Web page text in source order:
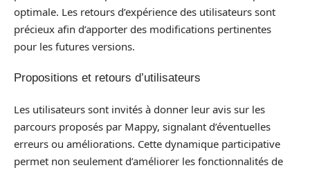
optimale. Les retours d’expérience des utilisateurs sont
précieux afin d’apporter des modifications pertinentes
pour les futures versions.
Propositions et retours d’utilisateurs
Les utilisateurs sont invités à donner leur avis sur les
parcours proposés par Mappy, signalant d’éventuelles
erreurs ou améliorations. Cette dynamique participative
permet non seulement d’améliorer les fonctionnalités de